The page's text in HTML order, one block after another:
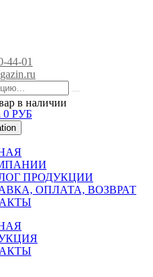
44-01
в наличии
0 РУБ
ПРОДУКЦИИ
ОПЛАТА, ВОЗВРАТ